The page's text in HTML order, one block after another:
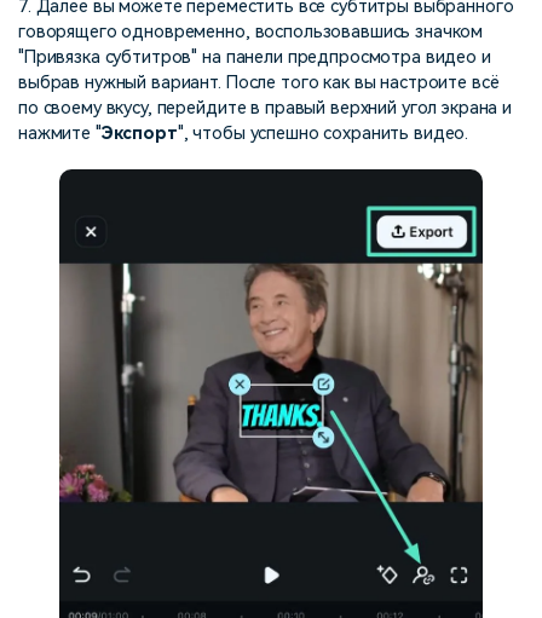
7. Далее вы можете переместить все субтитры выбранного
говорящего одновременно, воспользовавшись значком
"Привязка субтитров" на панели предпросмотра видео и
выбрав нужный вариант. После того как вы настроите всё
по своему вкусу, перейдите в правый верхний угол экрана и
нажмите "Экспорт", чтобы успешно сохранить видео.